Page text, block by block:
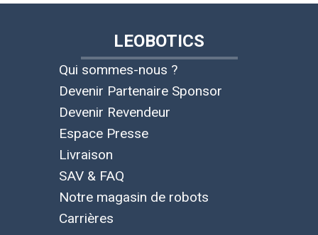
LEOBOTICS
Qui sommes-nous ?
Devenir Partenaire Sponsor
Devenir Revendeur
Espace Presse
Livraison
SAV & FAQ
Notre magasin de robots
Carrières